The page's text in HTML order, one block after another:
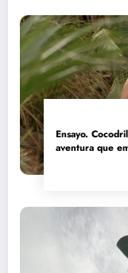
Ensayo.
aventura que